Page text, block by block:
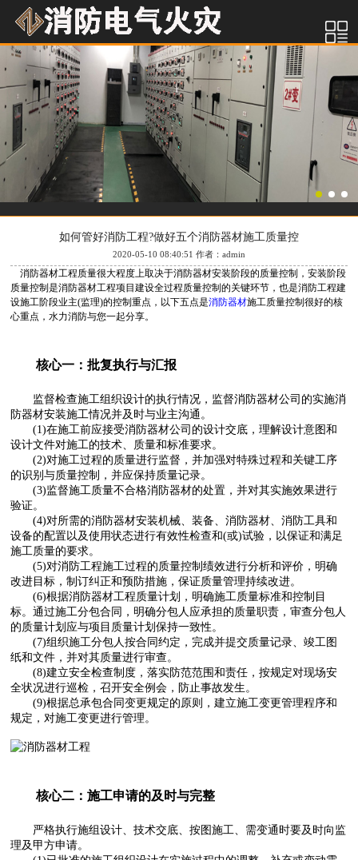
如何管好消防工程?做好五个消防器材施工质量控
2020-05-10 08:40:51 作者：admin
消防器材工程质量很大程度上取决于消防器材安装阶段的质量控制，安装阶段
质量控制是消防器材工程项目建设全过程质量控制的关键环节，也是消防工程建
设施工阶段业主(监理)的控制重点，以下五点是消防器材施工质量控制很好的核
心重点，水力消防与您一起分享。
核心一：批复执行与汇报
监督检查施工组织设计的执行情况，监督消防器材公司的实施消
防器材安装施工情况并及时与业主沟通。
(1)在施工前应接受消防器材公司的设计交底，理解设计意图和
设计文件对施工的技术、质量和标准要求。
(2)对施工过程的质量进行监督，并加强对特殊过程和关键工序
的识别与质量控制，并应保持质量记录。
(3)监督施工质量不合格消防器材的处置，并对其实施效果进行
验证。
(4)对所需的消防器材安装机械、装备、消防器材、消防工具和
设备的配置以及使用状态进行有效性检查和(或)试验，以保证和满足
施工质量的要求。
(5)对消防工程施工过程的质量控制绩效进行分析和评价，明确
改进目标，制订纠正和预防措施，保证质量管理持续改进。
(6)根据消防器材工程质量计划，明确施工质量标准和控制目
标。通过施工分包合同，明确分包人应承担的质量职责，审查分包人
的质量计划应与项目质量计划保持一致性。
(7)组织施工分包人按合同约定，完成并提交质量记录、竣工图
纸和文件，并对其质量进行审查。
(8)建立安全检查制度，落实防范范围和责任，按规定对现场安
全状况进行巡检，召开安全例会，防止事故发生。
(9)根据总承包合同变更规定的原则，建立施工变更管理程序和
规定，对施工变更进行管理。
核心二：施工申请的及时与完整
严格执行施组设计、技术交底、按图施工、需变通时要及时向监
理及甲方申请。